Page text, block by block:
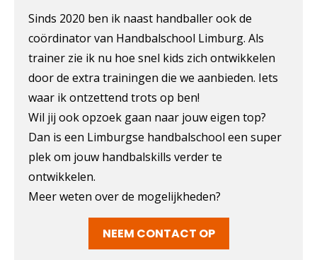
Sinds 2020 ben ik naast handballer ook de
coördinator van Handbalschool Limburg. Als
trainer zie ik nu hoe snel kids zich ontwikkelen
door de extra trainingen die we aanbieden. Iets
waar ik ontzettend trots op ben!
Wil jij ook opzoek gaan naar jouw eigen top?
Dan is een Limburgse handbalschool een super
plek om jouw handbalskills verder te
ontwikkelen.
Meer weten over de mogelijkheden?
NEEM CONTACT OP